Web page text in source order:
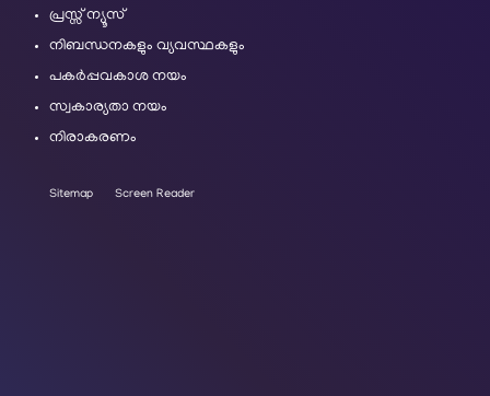
പ്രസ്സ് ന്യൂസ്
നിബന്ധനകളും വ്യവസ്ഥകളും
പകർപ്പവകാശ നയം
സ്വകാര്യതാ നയം
നിരാകരണം
Sitemap Screen Reader